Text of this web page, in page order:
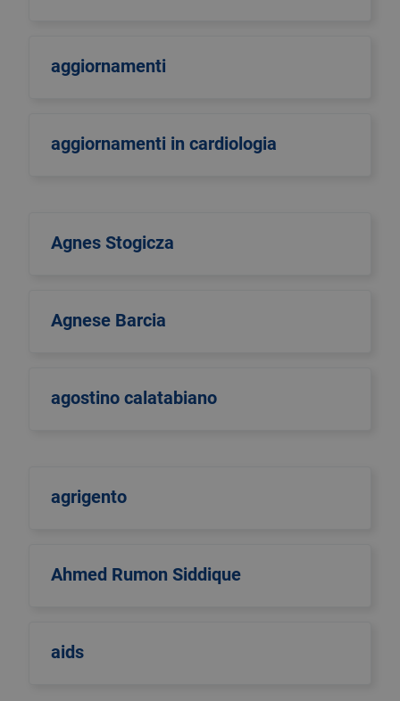
aggiornamenti
aggiornamenti in cardiologia
Agnes Stogicza
Agnese Barcia
agostino calatabiano
agrigento
Ahmed Rumon Siddique
aids